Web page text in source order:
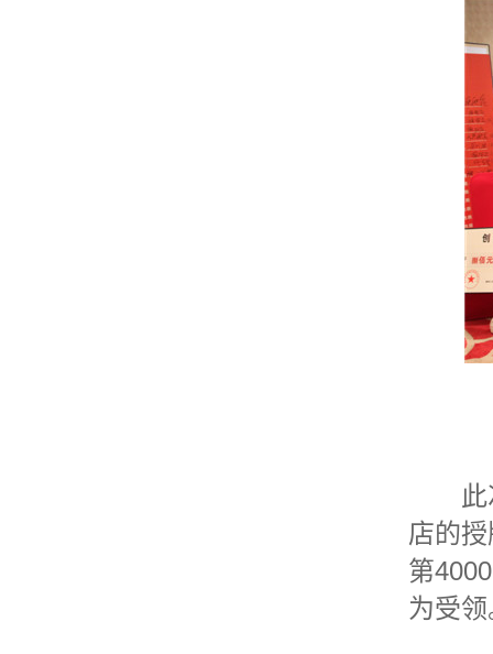
此次
店的
第
为受